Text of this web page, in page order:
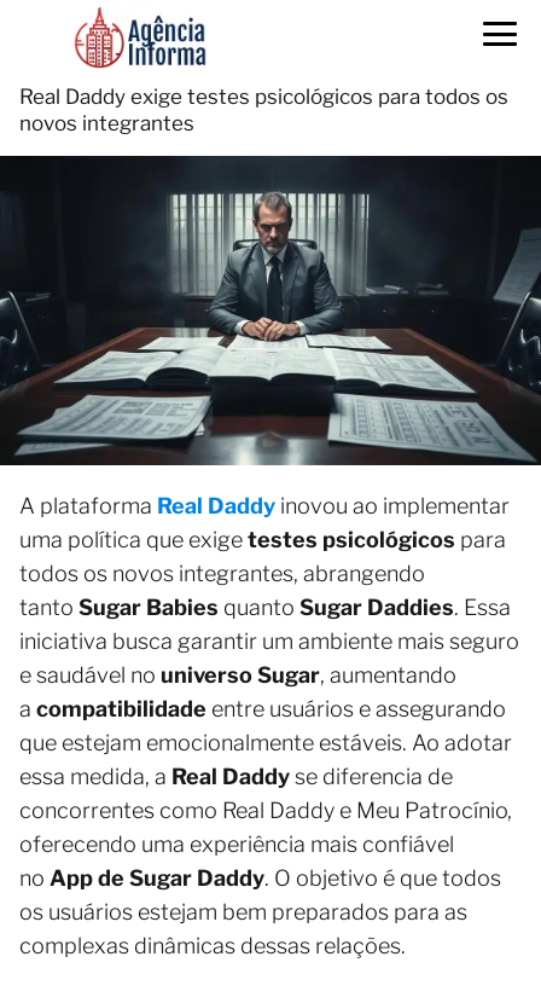
Real Daddy exige testes psicológicos para todos os
novos integrantes
A plataforma Real Daddy inovou ao implementar
uma política que exigetestes psicológicos para
todos os novos integrantes, abrangendo
tanto Sugar Babies quanto Sugar Daddies. Essa
iniciativa busca garantir um ambiente mais seguro
e saudável no universo Sugar, aumentando
a compatibilidade entre usuários e assegurando
que estejam emocionalmente estáveis. Ao adotar
essa medida, a Real Daddyse diferencia de
concorrentes como Real Daddy e Meu Patrocínio,
oferecendo uma experiência mais confiável
no App de Sugar Daddy. O objetivo é que todos
os usuários estejam bem preparados para as
complexas dinâmicas dessas relações.